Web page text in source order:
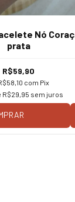
Nó
prata
R$59,90
com Pix
R$29,95 sem juros